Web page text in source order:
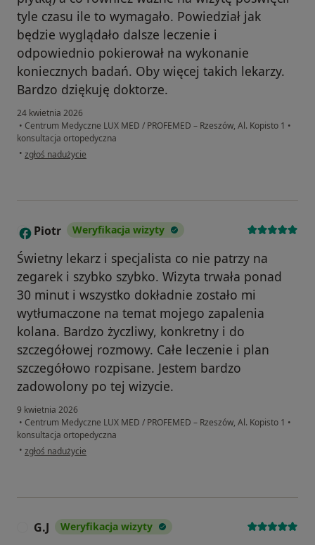
tyle czasu ile to wymagało. Powiedział jak
będzie wyglądało dalsze leczenie i
odpowiednio pokierował na wykonanie
koniecznych badań. Oby więcej takich lekarzy.
Bardzo dziękuję doktorze.
24 kwietnia 2026
• Centrum Medyczne LUX MED / PROFEMED – Rzeszów, Al. Kopisto 1 •
konsultacja ortopedyczna
• w opinii użytkownika UM
zgłoś nadużycie
P Piotr Weryfikacja wizyty
Świetny lekarz i specjalista co nie patrzy na
zegarek i szybko szybko. Wizyta trwała ponad
30 minut i wszystko dokładnie zostało mi
wytłumaczone na temat mojego zapalenia
kolana. Bardzo życzliwy, konkretny i do
szczegółowej rozmowy. Całe leczenie i plan
szczegółowo rozpisane. Jestem bardzo
zadowolony po tej wizycie.
9 kwietnia 2026
• Centrum Medyczne LUX MED / PROFEMED – Rzeszów, Al. Kopisto 1 •
konsultacja ortopedyczna
• w opinii użytkownika Piotr
zgłoś nadużycie
G.J Weryfikacja wizyty